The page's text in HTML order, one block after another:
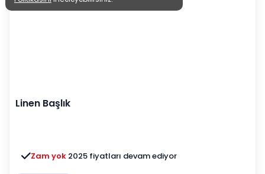
Linen Başlık
Zam yok 2025 fiyatları devam ediyor